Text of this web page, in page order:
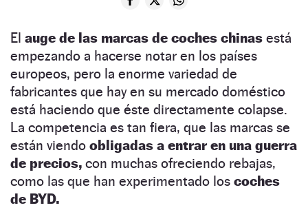
El auge de las marcas de coches chinas está
empezando a hacerse notar en los países
europeos, pero la enorme variedad de
fabricantes que hay en su mercado doméstico
está haciendo que éste directamente colapse.
La competencia es tan fiera, que las marcas se
están viendo obligadas a entrar en una guerra
de precios, con muchas ofreciendo rebajas,
como las que han experimentado los coches
de BYD.